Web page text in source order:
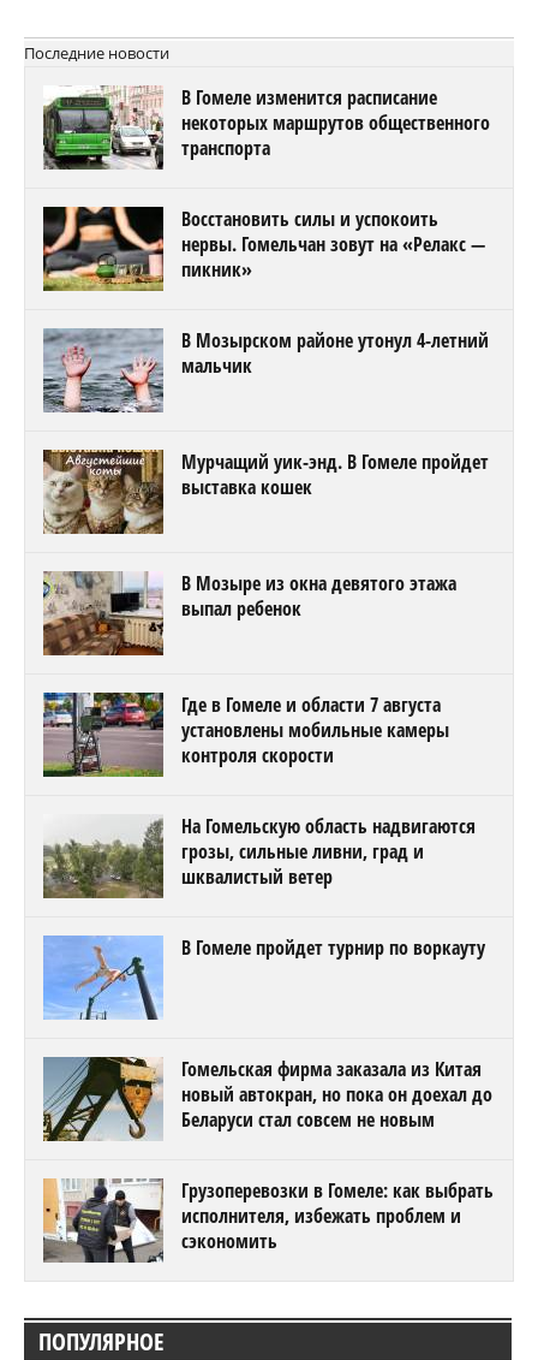
Последние новости
В Гомеле изменится расписание
некоторых маршрутов общественного
транспорта
Восстановить силы и успокоить
нервы. Гомельчан зовут на «Релакс —
пикник»
В Мозырском районе утонул 4-летний
мальчик
Мурчащий уик-энд. В Гомеле пройдет
выставка кошек
В Мозыре из окна девятого этажа
выпал ребенок
Где в Гомеле и области 7 августа
установлены мобильные камеры
контроля скорости
На Гомельскую область надвигаются
грозы, сильные ливни, град и
шквалистый ветер
В Гомеле пройдет турнир по воркауту
Гомельская фирма заказала из Китая
новый автокран, но пока он доехал до
Беларуси стал совсем не новым
Грузоперевозки в Гомеле: как выбрать
исполнителя, избежать проблем и
сэкономить
ПОПУЛЯРНОЕ